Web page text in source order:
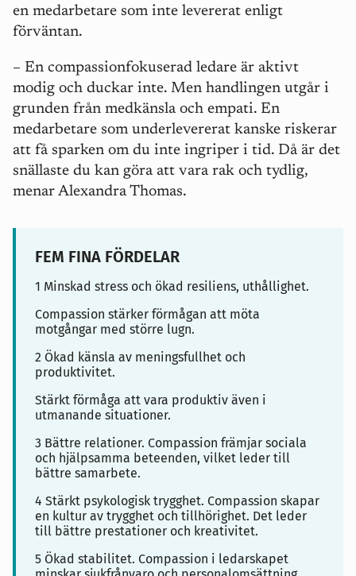
en medarbetare som inte levererat enligt
förväntan.
– En compassionfokuserad ledare är aktivt
modig och duckar inte. Men handlingen utgår i
grunden från medkänsla och empati. En
medarbetare som underlevererat kanske riskerar
att få sparken om du inte ingriper i tid. Då är det
snällaste du kan göra att vara rak och tydlig,
menar Alexandra Thomas.
FEM FINA FÖRDELAR
1 Minskad stress och ökad resiliens, uthållighet.
Compassion stärker förmågan att möta
motgångar med större lugn.
2 Ökad känsla av meningsfullhet och
produktivitet.
Stärkt förmåga att vara produktiv även i
utmanande situationer.
3 Bättre relationer. Compassion främjar sociala
och hjälpsamma beteenden, vilket leder till
bättre samarbete.
4 Stärkt psykologisk trygghet. Compassion skapar
en kultur av trygghet och tillhörighet. Det leder
till bättre prestationer och kreativitet.
5 Ökad stabilitet. Compassion i ledarskapet